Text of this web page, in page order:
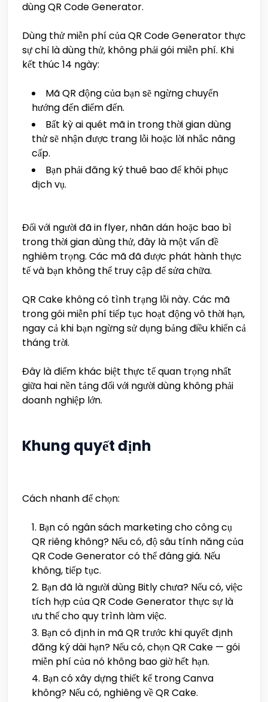
dùng QR Code Generator.
Dùng thử miễn phí của QR Code Generator thực
sự chỉ là dùng thử, không phải gói miễn phí. Khi
kết thúc 14 ngày:
Mã QR động của bạn sẽ ngừng chuyển
hướng đến điểm đến.
Bất kỳ ai quét mã in trong thời gian dùng
thử sẽ nhận được trang lỗi hoặc lời nhắc nâng
cấp.
Bạn phải đăng ký thuê bao để khôi phục
dịch vụ.
Đối với người đã in flyer, nhãn dán hoặc bao bì
trong thời gian dùng thử, đây là một vấn đề
nghiêm trọng. Các mã đã được phát hành thực
tế và bạn không thể truy cập để sửa chữa.
QR Cake không có tình trạng lỗi này. Các mã
trong gói miễn phí tiếp tục hoạt động vô thời hạn,
ngay cả khi bạn ngừng sử dụng bảng điều khiển cả
tháng trời.
Đây là điểm khác biệt thực tế quan trọng nhất
giữa hai nền tảng đối với người dùng không phải
doanh nghiệp lớn.
Khung quyết định
Cách nhanh để chọn:
Bạn có ngân sách marketing cho công cụ
QR riêng không? Nếu có, độ sâu tính năng của
QR Code Generator có thể đáng giá. Nếu
không, tiếp tục.
Bạn đã là người dùng Bitly chưa? Nếu có, việc
tích hợp của QR Code Generator thực sự là
ưu thế cho quy trình làm việc.
Bạn có định in mã QR trước khi quyết định
đăng ký dài hạn? Nếu có, chọn QR Cake — gói
miễn phí của nó không bao giờ hết hạn.
Bạn có xây dựng thiết kế trong Canva
không? Nếu có, nghiêng về QR Cake.